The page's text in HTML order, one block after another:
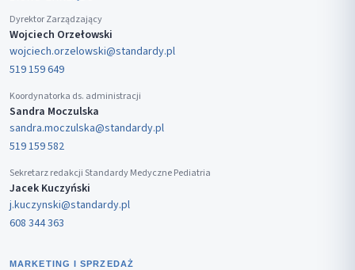
Dyrektor Zarządzający
Wojciech Orzełowski
wojciech.orzelowski@standardy.pl
519 159 649
Koordynatorka ds. administracji
Sandra Moczulska
sandra.moczulska@standardy.pl
519 159 582
Sekretarz redakcji Standardy Medyczne Pediatria
Jacek Kuczyński
j.kuczynski@standardy.pl
608 344 363
MARKETING I SPRZEDAŻ